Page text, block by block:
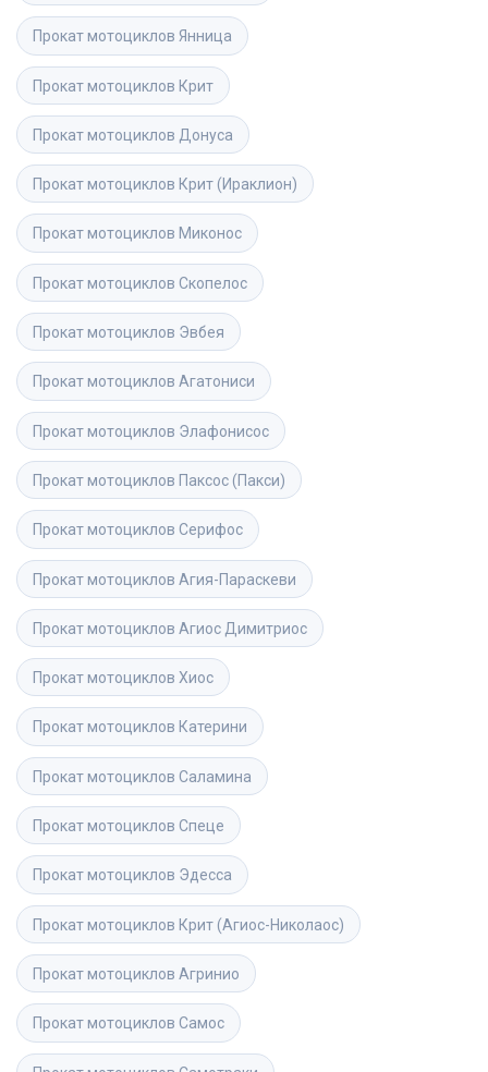
Прокат мотоциклов Янница
Прокат мотоциклов Крит
Прокат мотоциклов Донуса
Прокат мотоциклов Крит (Ираклион)
Прокат мотоциклов Миконос
Прокат мотоциклов Скопелос
Прокат мотоциклов Эвбея
Прокат мотоциклов Агатониси
Прокат мотоциклов Элафонисос
Прокат мотоциклов Паксос (Пакси)
Прокат мотоциклов Серифос
Прокат мотоциклов Агия-Параскеви
Прокат мотоциклов Агиос Димитриос
Прокат мотоциклов Хиос
Прокат мотоциклов Катерини
Прокат мотоциклов Саламина
Прокат мотоциклов Спеце
Прокат мотоциклов Эдесса
Прокат мотоциклов Крит (Агиос-Николаос)
Прокат мотоциклов Агринио
Прокат мотоциклов Самос